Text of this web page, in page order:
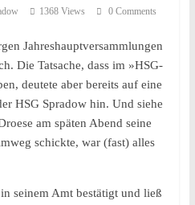
1368 Views 0 Comments
Jahreshauptversammlungen
Die Tatsache, dass im »HSG-
deutete aber bereits auf eine
HSG Spradow hin. Und siehe
am späten Abend seine
schickte, war (fast) alles
seinem Amt bestätigt und ließ